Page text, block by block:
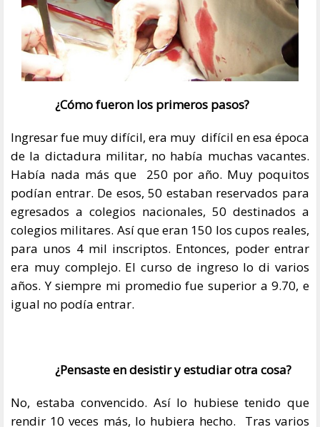
¿Cómo fueron los primeros pasos?
Ingresar fue muy difícil, era muy difícil en esa época
de la dictadura militar, no había muchas vacantes.
Había nada más que 250 por año. Muy poquitos
podían entrar. De esos, 50 estaban reservados para
egresados a colegios nacionales, 50 destinados a
colegios militares. Así que eran 150 los cupos reales,
para unos 4 mil inscriptos. Entonces, poder entrar
era muy complejo. El curso de ingreso lo di varios
años. Y siempre mi promedio fue superior a 9.70, e
igual no podía entrar.
¿Pensaste en desistir y estudiar otra cosa?
No, estaba convencido. Así lo hubiese tenido que
rendir 10 veces más, lo hubiera hecho. Tras varios